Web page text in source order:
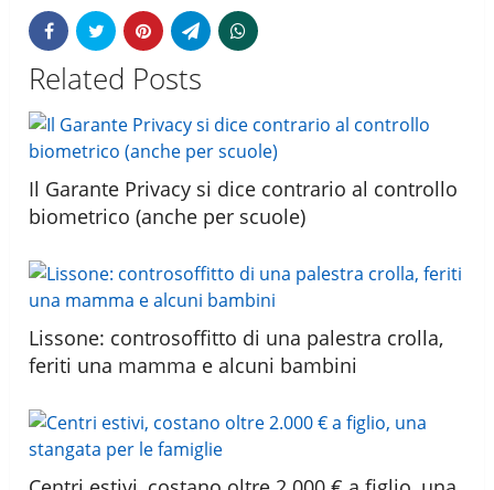
Related Posts
Il Garante Privacy si dice contrario al controllo
biometrico (anche per scuole)
Lissone: controsoffitto di una palestra crolla,
feriti una mamma e alcuni bambini